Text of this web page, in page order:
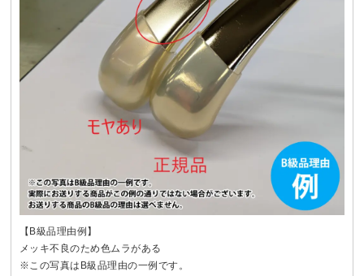
【B級品理由例】
メッキ不良のため色ムラがある
※この写真はB級品理由の一例です。